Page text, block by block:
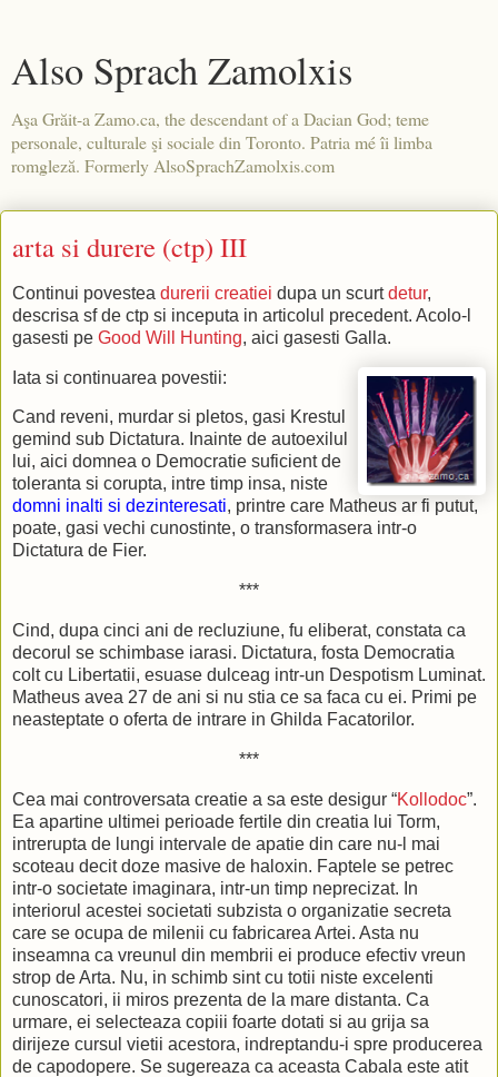
Also Sprach Zamolxis
Aşa Grăit-a Zamo.ca, the descendant of a Dacian God; teme
personale, culturale şi sociale din Toronto. Patria mé îi limba
romgleză. Formerly AlsoSprachZamolxis.com
arta si durere (ctp) III
Continui povestea durerii creatiei dupa un scurtdetur,
descrisa sf de ctp si inceputa in articolul precedent. Acolo-l
gasesti pe Good Will Hunting, aici gasesti Galla.
Iata si continuarea povestii:
Cand reveni, murdar si pletos, gasi Krestul
gemind sub Dictatura. Inainte de autoexilul
lui, aici domnea o Democratie suficient de
toleranta si corupta, intre timp insa, niste
domni inalti si dezinteresati, printre care Matheus ar fi putut,
poate, gasi vechi cunostinte, o transformasera intr-o
Dictatura de Fier.
***
Cind, dupa cinci ani de recluziune, fu eliberat, constata ca
decorul se schimbase iarasi. Dictatura, fosta Democratia
colt cu Libertatii, esuase dulceag intr-un Despotism Luminat.
Matheus avea 27 de ani si nu stia ce sa faca cu ei. Primi pe
neasteptate o oferta de intrare in Ghilda Facatorilor.
***
Cea mai controversata creatie a sa este desigur “Kollodoc”.
Ea apartine ultimei perioade fertile din creatia lui Torm,
intrerupta de lungi intervale de apatie din care nu-l mai
scoteau decit doze masive de haloxin. Faptele se petrec
intr-o societate imaginara, intr-un timp neprecizat. In
interiorul acestei societati subzista o organizatie secreta
care se ocupa de milenii cu fabricarea Artei. Asta nu
inseamna ca vreunul din membrii ei produce efectiv vreun
strop de Arta. Nu, in schimb sint cu totii niste excelenti
cunoscatori, ii miros prezenta de la mare distanta. Ca
urmare, ei selecteaza copiii foarte dotati si au grija sa
dirijeze cursul vietii acestora, indreptandu-i spre producerea
de capodopere. Se sugereaza ca aceasta Cabala este atit